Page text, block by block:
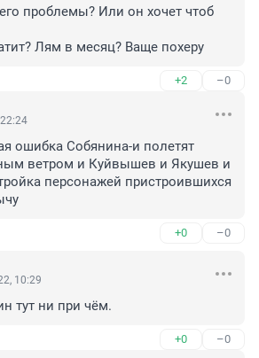
проблемы? Или он хочет чтоб
Лям в месяц? Ваще похеру
+2 –0
ошибка Собянина-и полетят
ветром и Куйвышев и Якушев и
персонажей пристроившихся
+0 –0
10:29
тут ни при чём.
+0 –0